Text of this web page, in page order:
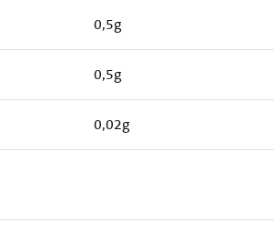
0,5g
0,5g
0,02g